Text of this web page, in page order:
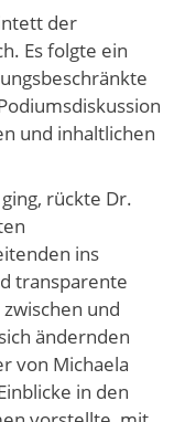
der
Es folgte ein
und inhaltlichen
rückte Dr.
ins
transparente
und
ändernden
von Michaela
in den